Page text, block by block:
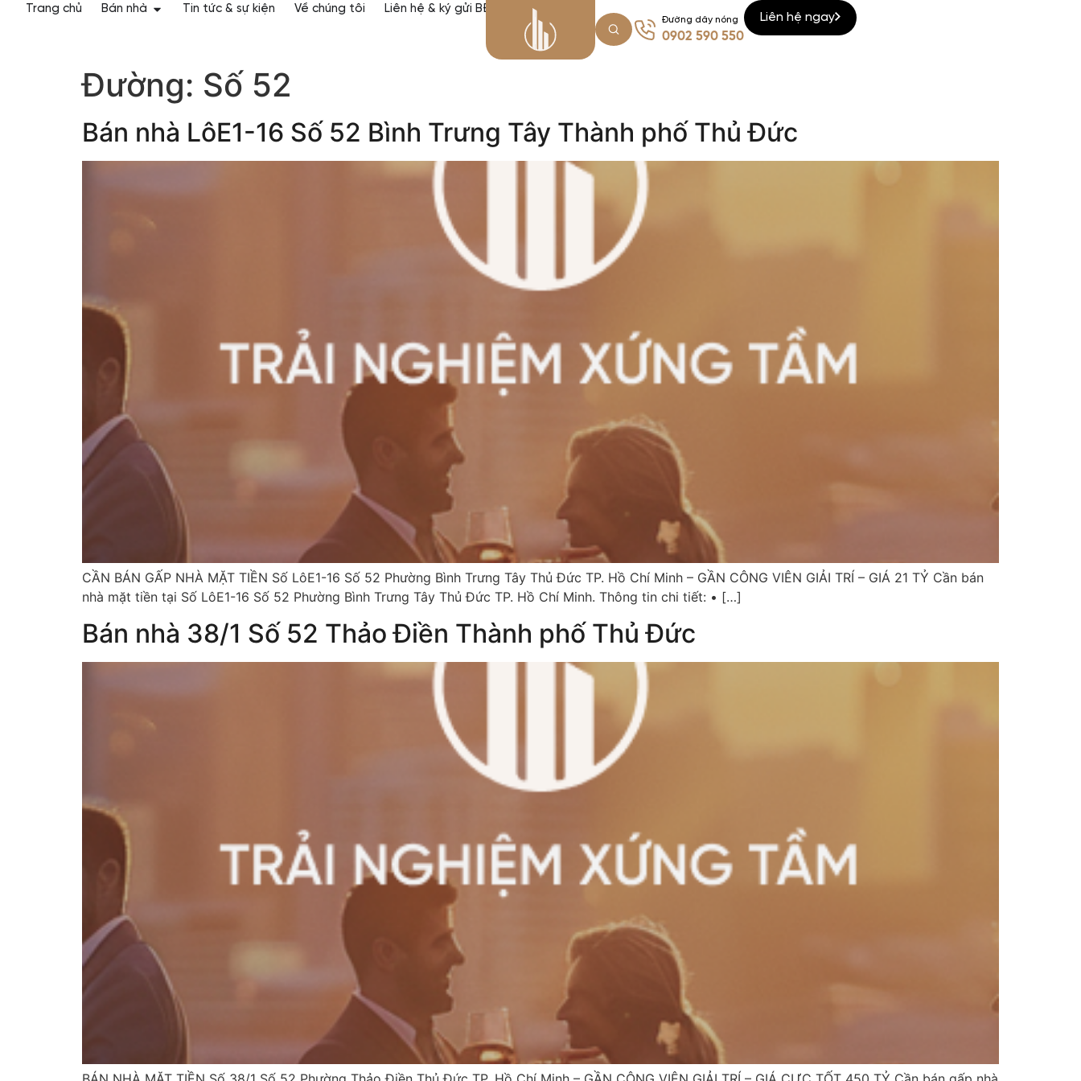
Trang chủ Bán nhà Tin tức & sự kiện Về chúng tôi Liên hệ & ký gửi BĐS
Đường dây nóng
0902 590 550
Liên hệ ngay
Đường: Số 52
Bán nhà LôE1-16 Số 52 Bình Trưng Tây Thành phố Thủ Đức
CẦN BÁN GẤP NHÀ MẶT TIỀN Số LôE1-16 Số 52 Phường Bình Trưng Tây Thủ Đức TP. Hồ Chí Minh – GẦN CÔNG VIÊN GIẢI TRÍ – GIÁ 21 TỶ Cần bán
nhà mặt tiền tại Số LôE1-16 Số 52 Phường Bình Trưng Tây Thủ Đức TP. Hồ Chí Minh. Thông tin chi tiết: • […]
Bán nhà 38/1 Số 52 Thảo Điền Thành phố Thủ Đức